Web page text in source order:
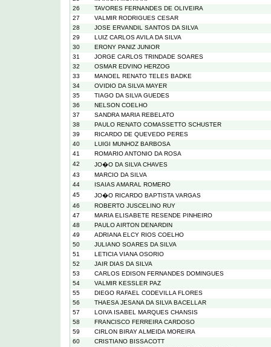
26
TAVORES FERNANDES DE OLIVEIRA
27
VALMIR RODRIGUES CESAR
28
JOSE ERVANDIL SANTOS DA SILVA
29
LUIZ CARLOS AVILA DA SILVA
30
ERONY PANIZ JUNIOR
31
JORGE CARLOS TRINDADE SOARES
32
OSMAR EDVINO HERZOG
33
MANOEL RENATO TELES BADKE
34
OVIDIO DA SILVA MAYER
35
TIAGO DA SILVA GUEDES
36
NELSON COELHO
37
SANDRA MARIA REBELATO
38
PAULO RENATO COMASSETTO SCHUSTER
39
RICARDO DE QUEVEDO PERES
40
LUIGI MUNHOZ BARBOSA
41
ROMARIO ANTONIO DA ROSA
42
JO�O DA SILVA CHAVES
43
MARCIO DA SILVA
44
ISAIAS AMARAL ROMERO
45
JO�O RICARDO BAPTISTA VARGAS
46
ROBERTO JUSCELINO RUY
47
MARIA ELISABETE RESENDE PINHEIRO
48
PAULO AIRTON DENARDIN
49
ADRIANA ELCY RIOS COELHO
50
JULIANO SOARES DA SILVA
51
LETICIA VIANA OSORIO
52
JAIR DIAS DA SILVA
53
CARLOS EDISON FERNANDES DOMINGUES
54
VALMIR KESSLER PAZ
55
DIEGO RAFAEL CODEVILLA FLORES
56
THAESA JESANA DA SILVA BACELLAR
57
LOIVA ISABEL MARQUES CHANSIS
58
FRANCISCO FERREIRA CARDOSO
59
CIRLON BIRAY ALMEIDA MOREIRA
60
CRISTIANO BISSACOTT